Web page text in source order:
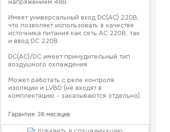
напряжением 48В.
Имеет универсальный вход DC(AC) 220В,
что позволяет использовать в качестве
источника питания как сеть АС 220В, так
и ввод DC 220В.
DC(AC)/DC имеет принудительный тип
воздушного охлаждения.
Может работать с реле контроля
изоляции и LVBD (не входят в
комплектацию - заказываются отдельно).
Гарантия: 36 месяцев